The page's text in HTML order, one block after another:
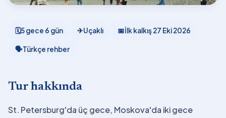
🗓5 gece 6 gün ✈Uçaklı 📅İlk kalkış27 Eki 2026
🗣Türkçe rehber
Tur hakkında
St. Petersburg'da üç gece, Moskova'da iki gece